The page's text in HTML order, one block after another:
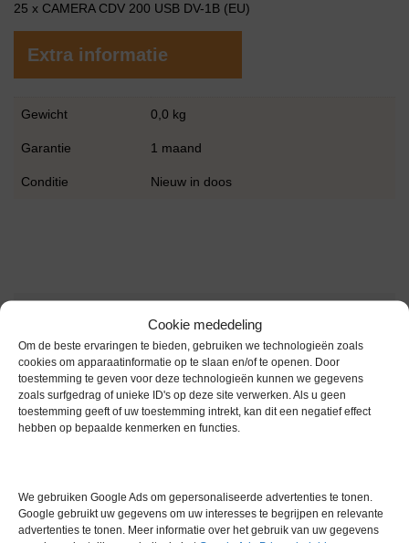
Cookie mededeling
Om de beste ervaringen te bieden, gebruiken we technologieën zoals
cookies om apparaatinformatie op te slaan en/of te openen. Door
toestemming te geven voor deze technologieën kunnen we gegevens
zoals surfgedrag of unieke ID's op deze site verwerken. Als u geen
toestemming geeft of uw toestemming intrekt, kan dit een negatief effect
hebben op bepaalde kenmerken en functies.
We gebruiken Google Ads om gepersonaliseerde advertenties te tonen.
Google gebruikt uw gegevens om uw interesses te begrijpen en relevante
advertenties te tonen. Meer informatie over het gebruik van uw gegevens
25 x CAMERA CDV 200 USB DV-1B (EU)
Extra informatie
Gewicht 0,0 kg
Garantie 1 maand
Conditie Nieuw in doos
Gerelateerde producten
Voorraad